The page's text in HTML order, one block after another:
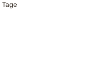
Wert ein oder benutze die